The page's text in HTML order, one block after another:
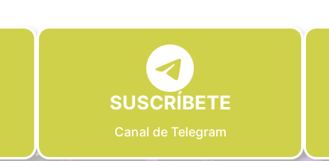
SUSCRÍBETE
Canal de Telegram